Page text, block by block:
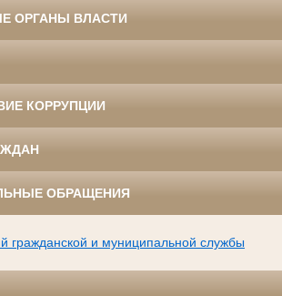
ОРГАНЫ ВЛАСТИ
КОРРУПЦИИ
ОБРАЩЕНИЯ
гражданской и муниципальной службы